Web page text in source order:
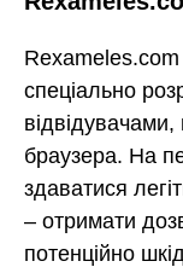
спеціально
браузера. На
здаватися
– отримати
потенційно